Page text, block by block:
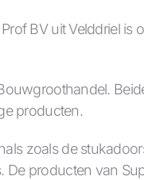
BV uit Velddriel is
producten.
zoals de
producten van